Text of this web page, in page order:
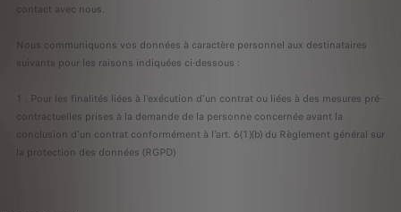
contact avec nous.
Nous communiquons vos données à caractère personnel aux destinataires
suivants pour les raisons indiquées ci-dessous :
1 . Pour les finalités liées à l'exécution d'un contrat ou liées à des mesures pré-
contractuelles prises à la demande de la personne concernée avant la
conclusion d'un contrat conformément à l'art. 6(1)(b) du Règlement général sur
la protection des données (RGPD)